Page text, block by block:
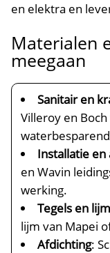
en elektra en
Materialen
meegaan
Sanitair en
Villeroy en
Installatie
en Wavin
werking.
Tegels en
lijm van Mapei
Afdichting: